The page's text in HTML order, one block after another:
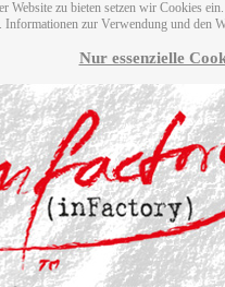
Website zu bieten setzen wir Cookies
Informationen zur Verwendung und den
Nur essenzielle